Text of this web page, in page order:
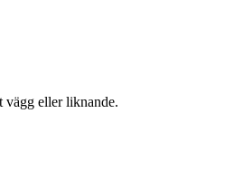
vägg eller liknande.